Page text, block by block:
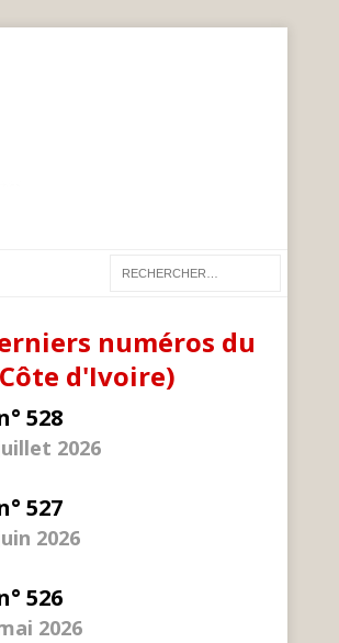
numéros du
d'Ivoire)
528
2026
527
2026
526
2026